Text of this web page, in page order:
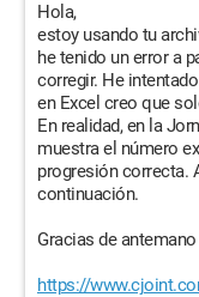
Hola,
estoy usando tu
he tenido un error a
corregir. He
en Excel creo que
En realidad, en la
muestra el número
progresión correcta.
continuación.
Gracias de antemano
https://